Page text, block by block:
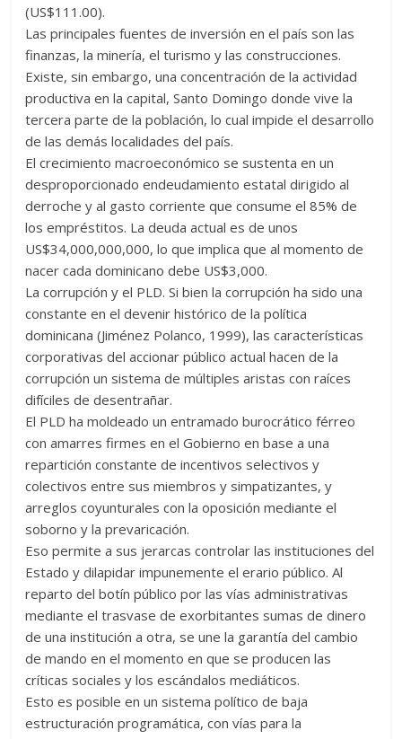
(US$111.00).
Las principales fuentes de inversión en el país son las
finanzas, la minería, el turismo y las construcciones.
Existe, sin embargo, una concentración de la actividad
productiva en la capital, Santo Domingo donde vive la
tercera parte de la población, lo cual impide el desarrollo
de las demás localidades del país.
El crecimiento macroeconómico se sustenta en un
desproporcionado endeudamiento estatal dirigido al
derroche y al gasto corriente que consume el 85% de
los empréstitos. La deuda actual es de unos
US$34,000,000,000, lo que implica que al momento de
nacer cada dominicano debe US$3,000.
La corrupción y el PLD. Si bien la corrupción ha sido una
constante en el devenir histórico de la política
dominicana (Jiménez Polanco, 1999), las características
corporativas del accionar público actual hacen de la
corrupción un sistema de múltiples aristas con raíces
difíciles de desentrañar.
El PLD ha moldeado un entramado burocrático férreo
con amarres firmes en el Gobierno en base a una
repartición constante de incentivos selectivos y
colectivos entre sus miembros y simpatizantes, y
arreglos coyunturales con la oposición mediante el
soborno y la prevaricación.
Eso permite a sus jerarcas controlar las instituciones del
Estado y dilapidar impunemente el erario público. Al
reparto del botín público por las vías administrativas
mediante el trasvase de exorbitantes sumas de dinero
de una institución a otra, se une la garantía del cambio
de mando en el momento en que se producen las
críticas sociales y los escándalos mediáticos.
Esto es posible en un sistema político de baja
estructuración programática, con vías para la